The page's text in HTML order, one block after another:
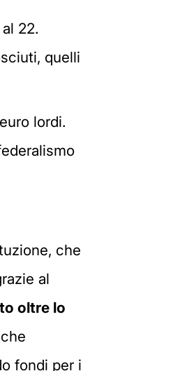
22.
quelli
lordi.
che
al
oltre lo
fondi per i